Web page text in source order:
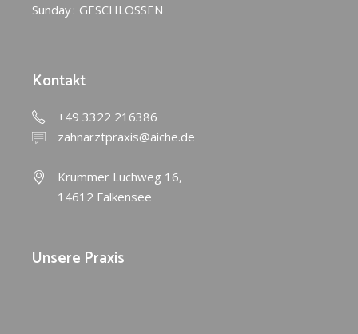
Sunday GESCHLOSSEN
Kontakt
+49 3322 216386
zahnarztpraxis@aiche.de
Krummer Luchweg 16,
14612 Falkensee
Unsere Praxis